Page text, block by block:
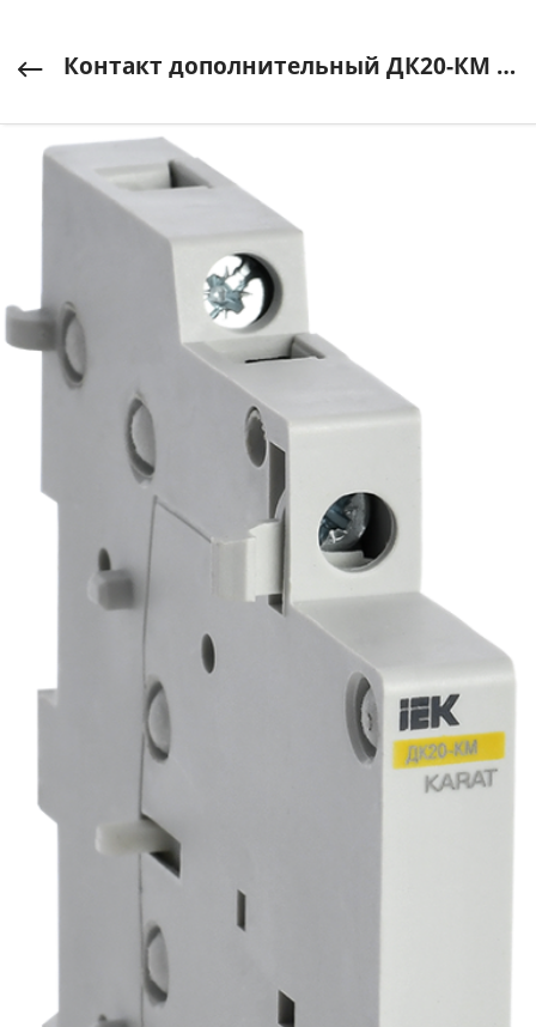
Контакт дополнительный ДК20-КМ 2НО KARAT IEK (ИЭК) арт. MKK00D-DK-20